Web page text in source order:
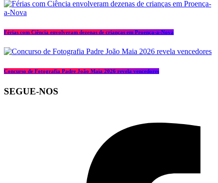
Férias com Ciência envolveram dezenas de crianças em Proença-a-Nova
Concurso de Fotografia Padre João Maia 2026 revela vencedores
SEGUE-NOS